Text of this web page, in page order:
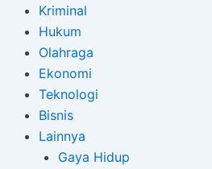
Kriminal
Hukum
Olahraga
Ekonomi
Teknologi
Bisnis
Lainnya
Gaya Hidup